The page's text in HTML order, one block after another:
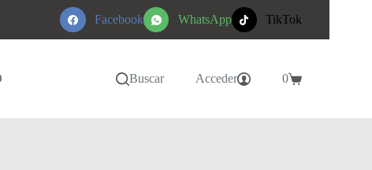
Facebook WhatsApp TikTok
Buscar Acceder
Carro
0